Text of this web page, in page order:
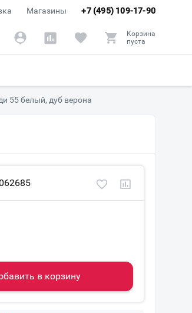
+7 (495) 109-17-90
Магазины
Корзина
пуста
55 белый, дуб верона
в корзину